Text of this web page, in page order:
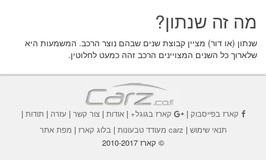
מה זה שנתון?
שנתון (או דור) מציין קבוצת שנים שבהם נוצר הרכב. המשמעות היא
שלארוך כל השנים המצויינים הרכב זהה כמעט לחלוטין.
קארז בפייסבוק| קארז בגוגל+|אודות |צור קשר | עזרה | תודות |
תנאי שימוש | carz מעודד טבעונות | בלוג קארז | מפת אתר
© קארז 2010-2017